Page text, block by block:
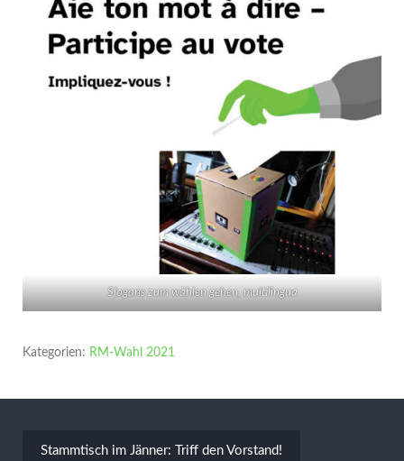
Slogans zum wählen gehen, multilingua
Kategorien: RM-Wahl 2021
Stammtisch im Jänner: Triff den Vorstand!